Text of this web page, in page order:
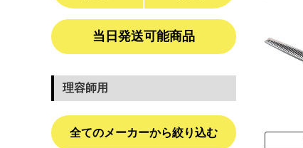
当日発送可能商品
理容師用
全てのメーカーから絞り込む